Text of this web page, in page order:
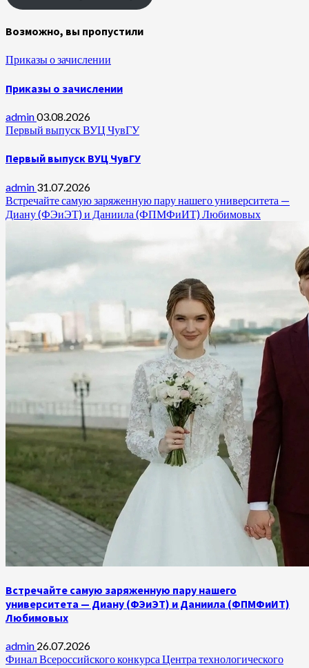
Возможно, вы пропустили
Приказы о зачислении
Приказы о зачислении
admin03.08.2026
Первый выпуск ВУЦ ЧувГУ
Первый выпуск ВУЦ ЧувГУ
admin 31.07.2026
Встречайте самую заряженную пару нашего университета —
Диану (ФЭиЭТ) и Даниила (ФПМФиИТ) Любимовых
Встречайте самую заряженную пару нашего
университета — Диану (ФЭиЭТ) и Даниила (ФПМФиИТ)
Любимовых
admin 26.07.2026
Финал Всероссийского конкурса Центра технологического